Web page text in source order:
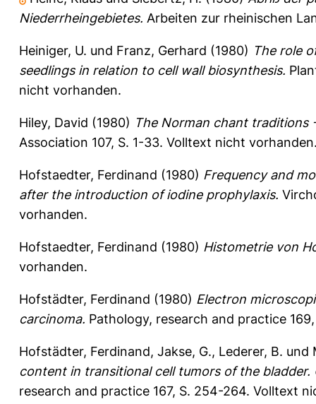
Niederrheingebietes. Arbeiten zur rheinischen
Heiniger, U. und Franz, Gerhard (1980) The role
seedlings in relation to cell wall biosynthesis.
nicht vorhanden.
Hiley, David (1980) The Norman chant traditions
Association 107, S. 1-33. Volltext nicht
Hofstaedter, Ferdinand (1980) Frequency and
after the introduction of iodine prophylaxis.
vorhanden.
Hofstaedter, Ferdinand (1980) Histometrie von
vorhanden.
Hofstädter, Ferdinand (1980) Electron
carcinoma. Pathology, research and practice
Hofstädter, Ferdinand, Jakse, G., Lederer, B. und
content in transitional cell tumors of the
research and practice 167, S. 254-264. Volltext